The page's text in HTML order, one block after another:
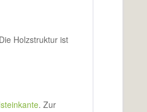
Holzstruktur ist
. Zur